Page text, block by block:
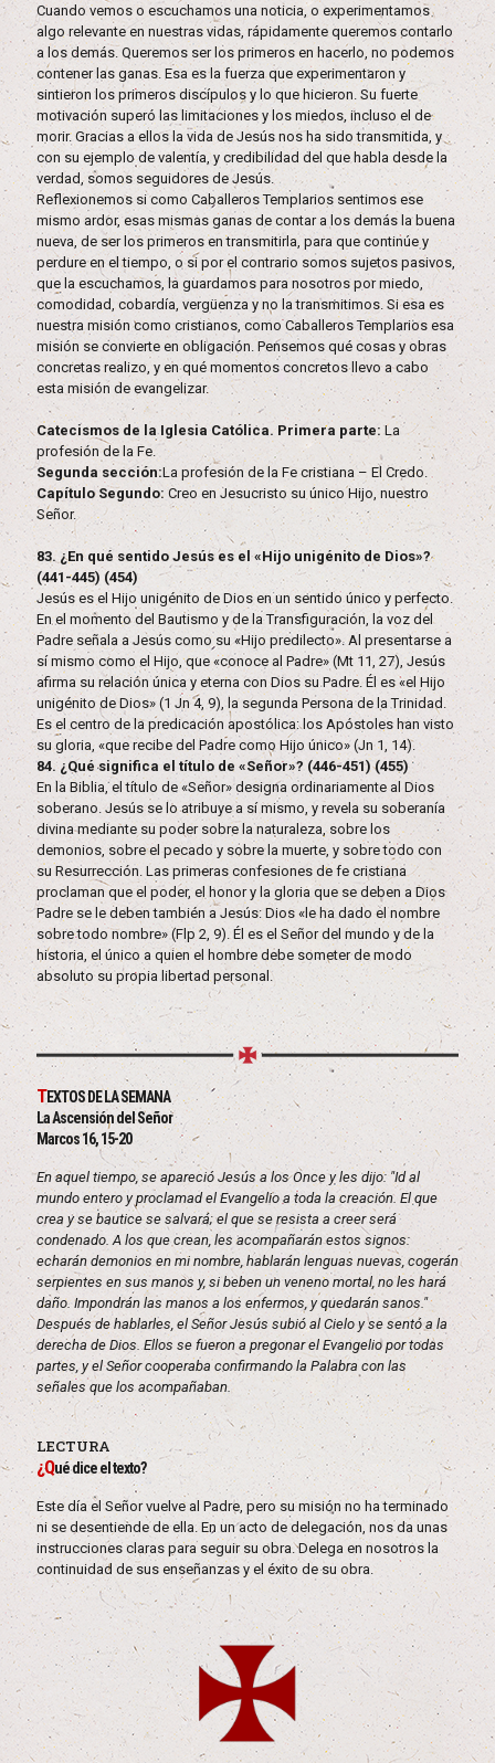
Cuando vemos o escuchamos una noticia, o experimentamos
algo relevante en nuestras vidas, rápidamente queremos contarlo
a los demás. Queremos ser los primeros en hacerlo, no podemos
contener las ganas. Esa es la fuerza que experimentaron y
sintieron los primeros discípulos y lo que hicieron. Su fuerte
motivación superó las limitaciones y los miedos, incluso el de
morir. Gracias a ellos la vida de Jesús nos ha sido transmitida, y
con su ejemplo de valentía, y credibilidad del que habla desde la
verdad, somos seguidores de Jesús.
Reflexionemos si como Caballeros Templarios sentimos ese
mismo ardor, esas mismas ganas de contar a los demás la buena
nueva, de ser los primeros en transmitirla, para que continúe y
perdure en el tiempo, o si por el contrario somos sujetos pasivos,
que la escuchamos, la guardamos para nosotros por miedo,
comodidad, cobardía, vergüenza y no la transmitimos. Si esa es
nuestra misión como cristianos, como Caballeros Templarios esa
misión se convierte en obligación. Pensemos qué cosas y obras
concretas realizo, y en qué momentos concretos llevo a cabo
esta misión de evangelizar.
Catecismos de la Iglesia Católica. Primera parte:La
profesión de la Fe.
Segunda sección:La profesión de la Fe cristiana – El Credo.
Capítulo Segundo: Creo en Jesucristo su único Hijo, nuestro
Señor.
83. ¿En qué sentido Jesús es el «Hijo unigénito de Dios»?
(441-445) (454)
Jesús es el Hijo unigénito de Dios en un sentido único y perfecto.
En el momento del Bautismo y de la Transfiguración, la voz del
Padre señala a Jesús como su «Hijo predilecto». Al presentarse a
sí mismo como el Hijo, que «conoce al Padre» (Mt 11, 27), Jesús
afirma su relación única y eterna con Dios su Padre. Él es «el Hijo
unigénito de Dios» (1 Jn 4, 9), la segunda Persona de la Trinidad.
Es el centro de la predicación apostólica: los Apóstoles han visto
su gloria, «que recibe del Padre como Hijo único» (Jn 1, 14).
84. ¿Qué significa el título de «Señor»? (446-451) (455)
En la Biblia, el título de «Señor» designa ordinariamente al Dios
soberano. Jesús se lo atribuye a sí mismo, y revela su soberanía
divina mediante su poder sobre la naturaleza, sobre los
demonios, sobre el pecado y sobre la muerte, y sobre todo con
su Resurrección. Las primeras confesiones de fe cristiana
proclaman que el poder, el honor y la gloria que se deben a Dios
Padre se le deben también a Jesús: Dios «le ha dado el nombre
sobre todo nombre» (Flp 2, 9). Él es el Señor del mundo y de la
historia, el único a quien el hombre debe someter de modo
absoluto su propia libertad personal.
TEXTOS DE LA SEMANA
La Ascensión del Señor
Marcos 16, 15-20
En aquel tiempo, se apareció Jesús a los Once y les dijo: "Id al
mundo entero y proclamad el Evangelio a toda la creación. El que
crea y se bautice se salvará; el que se resista a creer será
condenado. A los que crean, les acompañarán estos signos:
echarán demonios en mi nombre, hablarán lenguas nuevas, cogerán
serpientes en sus manos y, si beben un veneno mortal, no les hará
daño. Impondrán las manos a los enfermos, y quedarán sanos."
Después de hablarles, el Señor Jesús subió al Cielo y se sentó a la
derecha de Dios. Ellos se fueron a pregonar el Evangelio por todas
partes, y el Señor cooperaba confirmando la Palabra con las
señales que los acompañaban.
LECTURA
¿Qué dice el texto?
Este día el Señor vuelve al Padre, pero su misión no ha terminado
ni se desentiende de ella. En un acto de delegación, nos da unas
instrucciones claras para seguir su obra. Delega en nosotros la
continuidad de sus enseñanzas y el éxito de su obra.